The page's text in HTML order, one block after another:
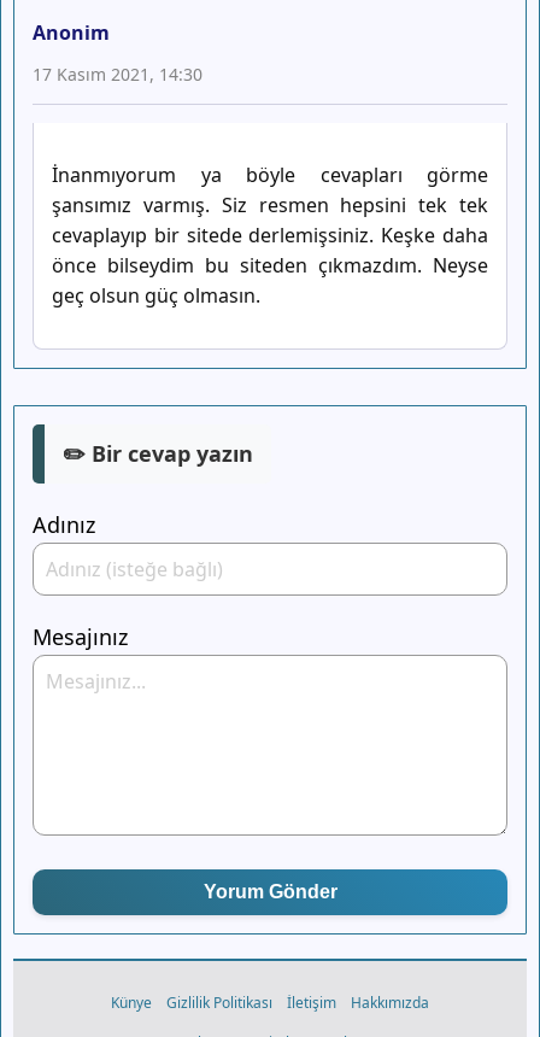
Anonim
17 Kasım 2021, 14:30
İnanmıyorum ya böyle cevapları görme
şansımız varmış. Siz resmen hepsini tek tek
cevaplayıp bir sitede derlemişsiniz. Keşke daha
önce bilseydim bu siteden çıkmazdım. Neyse
geç olsun güç olmasın.
✏️ Bir cevap yazın
Adınız
Mesajınız
Yorum Gönder
Künye Gizlilik Politikası İletişim
Hakkımızda